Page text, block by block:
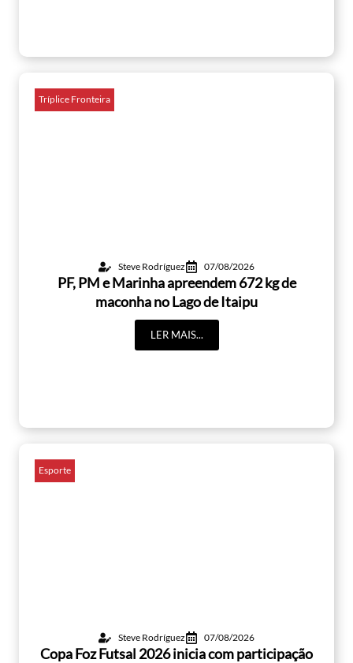
Tríplice Fronteira
Steve Rodríguez 07/08/2026
PF, PM e Marinha apreendem 672 kg de
maconha no Lago de Itaipu
LER MAIS...
Esporte
Steve Rodríguez 07/08/2026
Copa Foz Futsal 2026 inicia com participação